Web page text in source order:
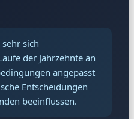
sich
der Jahrzehnte an
angepasst
Entscheidungen
beeinflussen.